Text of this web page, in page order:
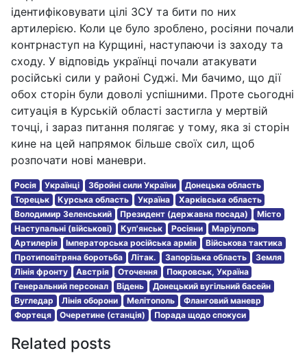
ідентифіковувати цілі ЗСУ та бити по них
артилерією. Коли це було зроблено, росіяни почали
контрнаступ на Курщині, наступаючи із заходу та
сходу. У відповідь українці почали атакувати
російські сили у районі Суджі. Ми бачимо, що дії
обох сторін були доволі успішними. Проте сьогодні
ситуація в Курській області застигла у мертвій
точці, і зараз питання полягає у тому, яка зі сторін
кине на цей напрямок більше своїх сил, щоб
розпочати нові маневри.
Росія Українці Збройні сили України
Донецька область
Торецьк
Курська область Україна
Харківська область
Володимир Зеленський
Президент (державна посада)
Місто
Наступальні (військові)
Куп'янськ Росіяни
Маріуполь
Артилерія
Імператорська російська армія
Військова тактика
Протиповітряна боротьба
Літак. Запорізька область
Земля
Лінія фронту
Австрія Оточення
Покровськ, Україна
Генеральний персонал
Відень
Донецький вугільний басейн
Вугледар
Лінія оборони Мелітополь
Фланговий маневр
Фортеця
Очеретине (станція) Порада щодо спокуси
Related posts